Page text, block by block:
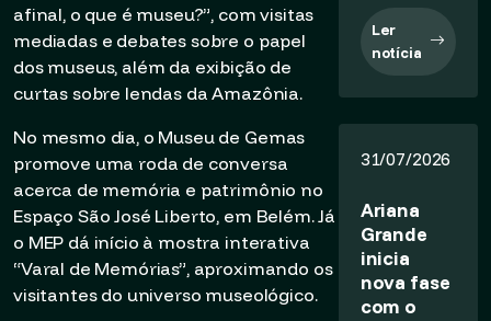
afinal, o que é museu?”, com visitas
mediadas e debates sobre o papel
dos museus, além da exibição de
curtas sobre lendas da Amazônia.
No mesmo dia, o Museu de Gemas
promove uma roda de conversa
acerca de memória e patrimônio no
Espaço São José Liberto, em Belém. Já
o MEP dá início à mostra interativa
“Varal de Memórias”, aproximando os
visitantes do universo museológico.
Ler
notícia
31/07/2026
Ariana
Grande
inicia
nova fase
com o